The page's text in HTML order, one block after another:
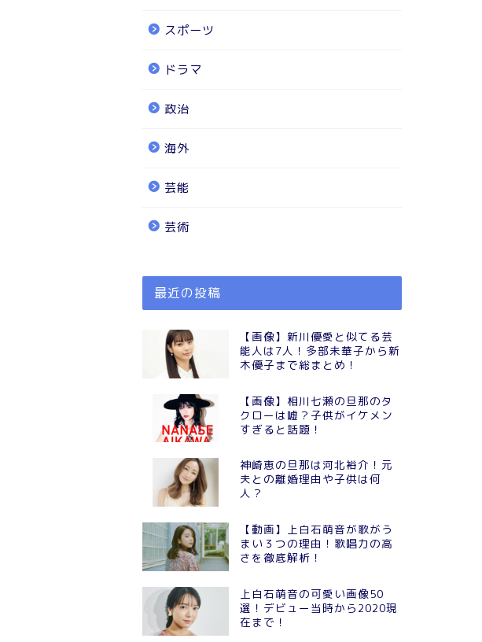
スポーツ
ドラマ
政治
海外
芸能
芸術
最近の投稿
【画像】新川優愛と似てる芸
能人は7人！多部未華子から新
木優子まで総まとめ！
【画像】相川七瀬の旦那のタ
クローは嘘？子供がイケメン
すぎると話題！
神崎恵の旦那は河北裕介！元
夫との離婚理由や子供は何
人？
【動画】上白石萌音が歌がう
まい３つの理由！歌唱力の高
さを徹底解析！
上白石萌音の可愛い画像50
選！デビュー当時から2020現
在まで！